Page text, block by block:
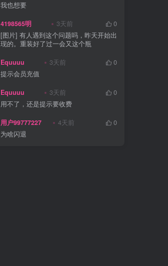
我也想要
4198565明
0
[图片] 有人遇到这个问题吗，昨天开始出
现的。重装好了过一会又这个瓶
Equuuu 3天前
0
提示会员充值
Equuuu 3天前
0
用不了，还是提示要收费
用户99777227 4天前
0
为啥闪退